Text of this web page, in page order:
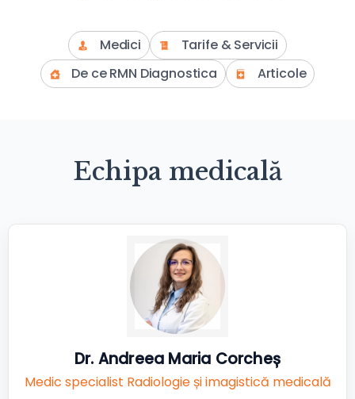
Medici
Tarife & Servicii
De ce RMN Diagnostica
Articole
Echipa medicală
Dr. Andreea Maria Corcheș
Medic specialist Radiologie și imagistică medicală